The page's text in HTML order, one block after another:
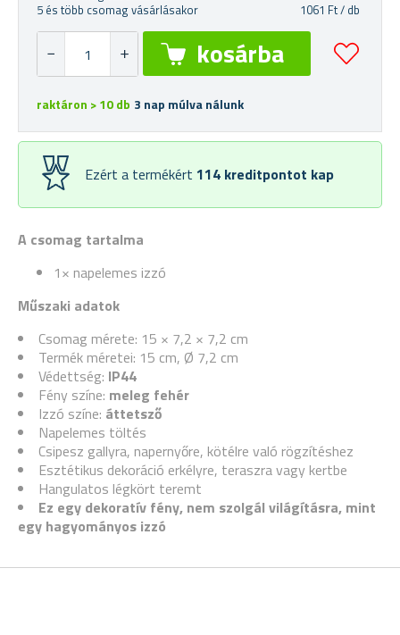
A csomag tartalma
1× napelemes izzó
Műszaki adatok
Csomag mérete: 15 × 7,2 × 7,2 cm
Termék méretei: 15 cm, Ø 7,2 cm
Védettség: IP44
Fény színe: meleg fehér
Izzó színe: áttetsző
Napelemes töltés
Csipesz gallyra, napernyőre, kötélre való rögzítéshez
Esztétikus dekoráció erkélyre, teraszra vagy kertbe
Hangulatos légkört teremt
Ez egy dekoratív fény, nem szolgál világításra, mint
egy hagyományos izzó
5 és több csomag vásárlásakor
1061 Ft / db
raktáron > 10 db 3 nap múlva nálunk
Ezért a termékért 114 kreditpontot kap